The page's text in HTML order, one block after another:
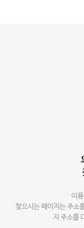
이
찾으시는 페이지는 주소
지 주소를